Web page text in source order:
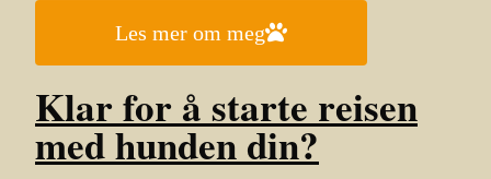
Les mer om meg
Klar for å starte reisen
med hunden din?